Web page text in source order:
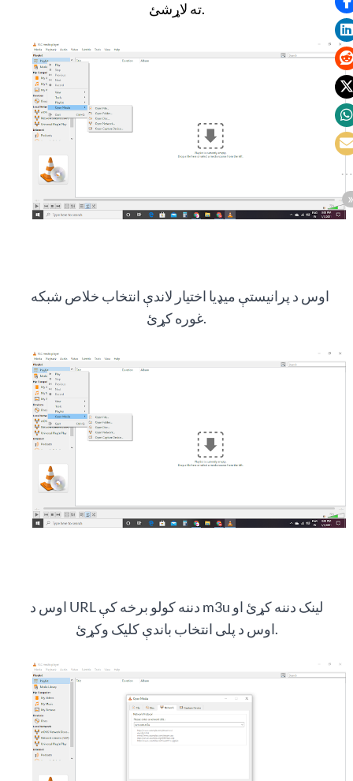
ته لاړشئ.
غوره کړئ.
اوس د URL دننه کولو برخه کې m3u لینک دننه کړئ او
اوس د پلی انتخاب باندې کلیک وکړئ.